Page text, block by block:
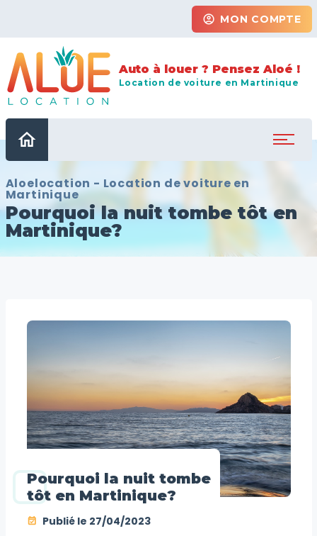
account_circle MON COMPTE
Auto à louer ? Pensez Aloé !
Location de voiture en Martinique
home
Aloelocation - Location de voiture en
Martinique
Pourquoi la nuit tombe tôt en
Martinique?
Pourquoi la nuit tombe
tôt en Martinique?
Publié le 27/04/2023